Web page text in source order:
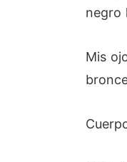
negro
Mis